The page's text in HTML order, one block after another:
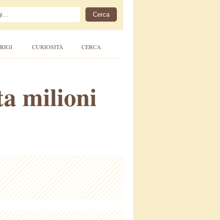
CURIOSITÀ CERCA
milioni